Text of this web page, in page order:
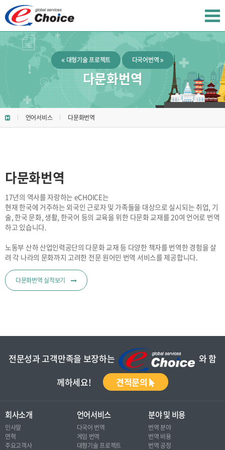
대형기술 프로젝트 다국어번역
다문화번역
언어서비스 다문화번역
다문화번역
17년의 역사를 자랑하는 eCHOICE는
현재 한국에 거주하는 외국인 근로자 및 가족들을 대상으로 실시되는 취업, 기
술, 한국 문화, 생활, 한국어 등의 교육을 위한 다문화 교재를 20여 언어로 번역
하고 있습니다.
노동부 산하 산업인력공단의 다문화 교재 등 다양한 책자를 번역한 경험을 살
려 각 나라의 문화까지 고려한 전문 원어민 번역 서비스를 제공합니다.
다문화번역 실적보기
전문성과 고객만족을 보장하는
와 함
께하세요!
견적문의
회사소개
인사말
연혁
주요고객사
언어서비스
다국어 번역
게임 번역
대형기술 프로젝트
분야 및 비용
번역 분야
번역 비용
번역 공정